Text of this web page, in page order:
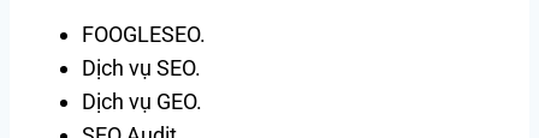
FOOGLESEO.
Dịch vụ SEO.
Dịch vụ GEO.